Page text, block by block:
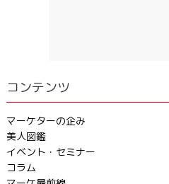
コンテンツ
マーケターの企み
美人図鑑
イベント・セミナー
コラム